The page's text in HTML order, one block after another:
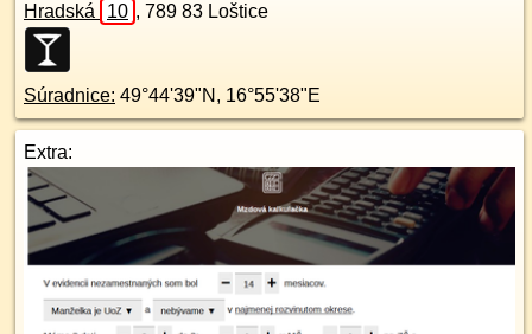
Hradská
10 , 789 83 Loštice
Súradnice: 49°44'39"N , 16°55'38"E
Extra: